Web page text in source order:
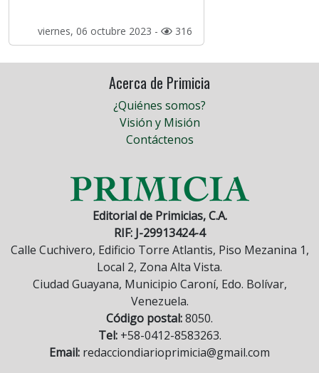
viernes, 06 octubre 2023 - 316
Acerca de Primicia
¿Quiénes somos?
Visión y Misión
Contáctenos
Editorial de Primicias, C.A.
RIF: J-29913424-4
Calle Cuchivero, Edificio Torre Atlantis, Piso Mezanina 1,
Local 2, Zona Alta Vista.
Ciudad Guayana, Municipio Caroní, Edo. Bolívar,
Venezuela.
Código postal:8050.
Tel:+58-0412-8583263.
Email: redacciondiarioprimicia@gmail.com